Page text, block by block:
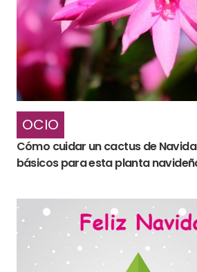
OCIO
Cómo cuidar un cactus de
básicos para esta planta